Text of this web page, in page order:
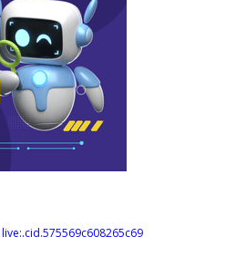
live:.cid.575569c608265c69